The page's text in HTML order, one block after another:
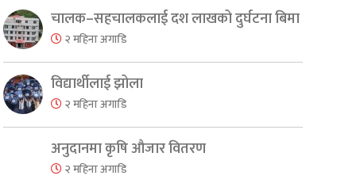
चालक–सहचालकलाई दश लाखको दुर्घटना बिमा
२ महिना अगाडि
विद्यार्थीलाई झोला
२ महिना अगाडि
अनुदानमा कृषि औजार वितरण
२ महिना अगाडि